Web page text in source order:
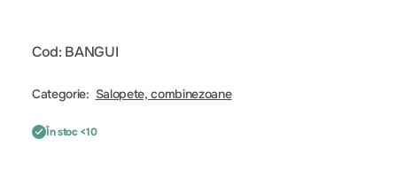
Cod: BANGUI
Categorie: Salopete, combinezoane
În stoc <10